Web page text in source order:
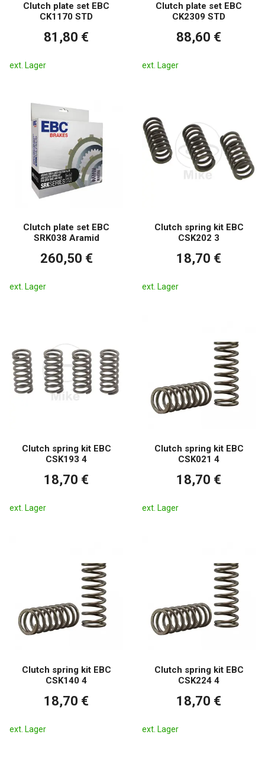
Clutch plate set EBC
CK1170 STD
81,80 €
ext. Lager
Clutch plate set EBC
CK2309 STD
88,60 €
ext. Lager
Clutch plate set EBC
SRK038 Aramid
260,50 €
ext. Lager
Clutch spring kit EBC
CSK202 3
18,70 €
ext. Lager
Clutch spring kit EBC
CSK193 4
18,70 €
ext. Lager
Clutch spring kit EBC
CSK021 4
18,70 €
ext. Lager
Clutch spring kit EBC
CSK140 4
18,70 €
ext. Lager
Clutch spring kit EBC
CSK224 4
18,70 €
ext. Lager